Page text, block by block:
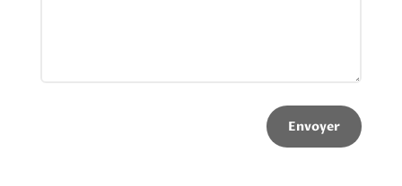
Envoyer